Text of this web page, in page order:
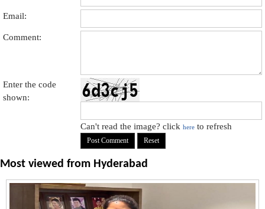
Email:
Comment:
Enter the code
shown:
Can't read the image? clickhere to refresh
Most viewed from Hyderabad